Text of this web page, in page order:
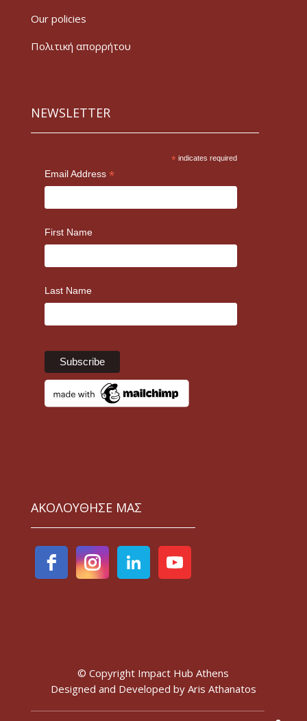
Our policies
Πολιτική απορρήτου
NEWSLETTER
* indicates required
Email Address *
First Name
Last Name
ΑΚΟΛΟΥΘΗΣΕ ΜΑΣ
© Copyright Impact Hub Athens
Designed and Developed by Aris Athanatos